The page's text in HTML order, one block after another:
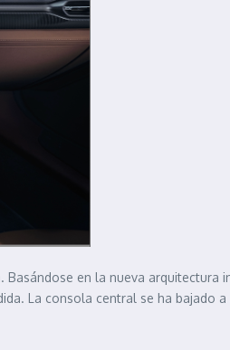
en la nueva arquitectura
La consola central se ha bajado